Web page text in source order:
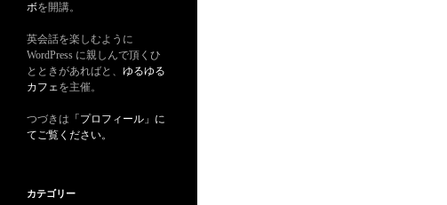
ボを開講。
英会話を楽しむように
WordPress に親しんで頂くひ
とときがあればと、 ゆるゆる
カフェを主催。
つづきは 「プロフィール」に
てご覧ください。
カテゴリー